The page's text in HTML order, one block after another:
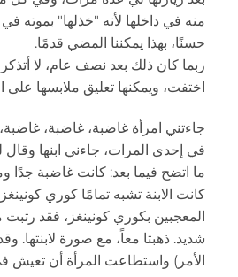
منه في داخلها لأنه "خذلها" بموته
حسنًا، بهذا يمكننا المضي قدمًا.
ربما كان ذلك بعد نصف عام، لا
اختفت، ويمكنها تعليق ملابسها
جاءتني امرأة غاضبة، غاضبة،
في إحدى المرات، جاءني ابنها
ما اتضح فيما بعد: كانت غاضبة جدًا
كانت الابنة تشبه تمامًا كوري
المعجبين بكوري كونينغز، فقد
شديد. ذهبتا معاً، مع صورة لابنتها.
الأمر) واستطاعت المرأة أن تعيش